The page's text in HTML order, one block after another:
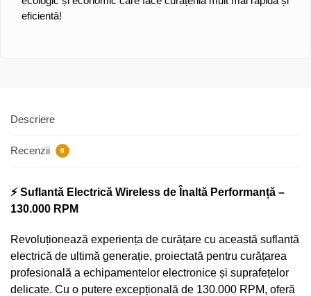
eficientă!
Descriere
Recenzii 0
⚡ Suflantă Electrică Wireless de Înaltă Performanță –
130.000 RPM
Revoluționează experiența de curățare cu această suflantă
electrică de ultimă generație, proiectată pentru curățarea
profesională a echipamentelor electronice și suprafețelor
delicate. Cu o putere excepțională de 130.000 RPM, oferă